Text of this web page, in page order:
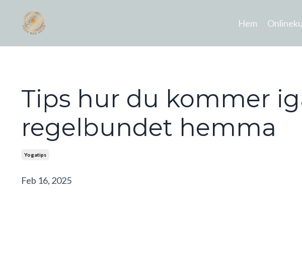
Hem
Tips hur du kommer
regelbundet hemma
Yogatips
Feb 16, 2025